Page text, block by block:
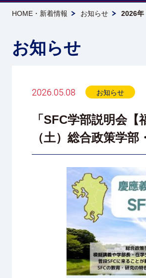
HOME・新着情報 お知らせ 2026年
お知らせ
2026.05.08 お知らせ
「SFC学部説明会【
（土）総合政策学